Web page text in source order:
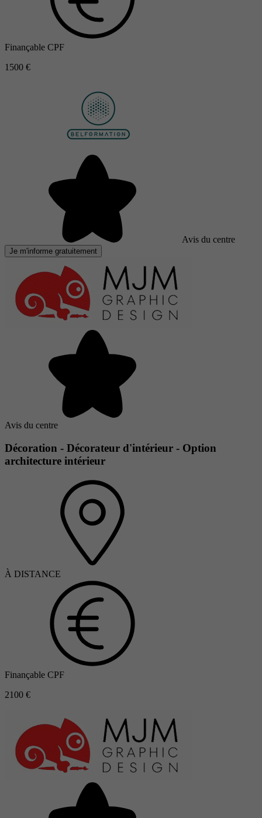
Finançable CPF
1500 €
Avis du centre
Je m'informe gratuitement
Avis du centre
Décoration - Décorateur d'intérieur - Option
architecture intérieur
À DISTANCE
Finançable CPF
2100 €